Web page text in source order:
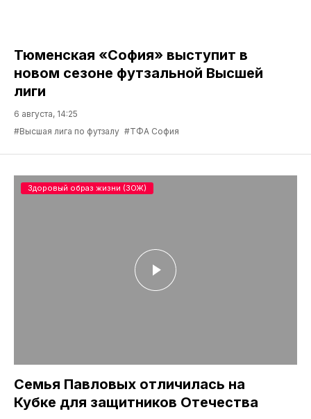
Тюменская «София» выступит в
новом сезоне футзальной Высшей
лиги
6 августа, 14:25
#Высшая лига по футзалу #ТФА София
Семья Павловых отличилась на
Кубке для защитников Отечества
Здоровый образ жизни (ЗОЖ)